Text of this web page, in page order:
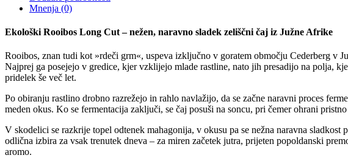
Mnenja (0)
Ekološki Rooibos Long Cut – nežen, naravno sladek zeliščni čaj iz Južne Afrike
Rooibos, znan tudi kot »rdeči grm«, uspeva izključno v goratem območju Cederberg v
Najprej ga posejejo v gredice, kjer vzklijejo mlade rastline, nato jih presadijo na polja,
pridelek še več let.
Po obiranju rastlino drobno razrežejo in rahlo navlažijo, da se začne naravni proces
meden okus. Ko se fermentacija zaključi, se čaj posuši na soncu, pri čemer ohrani
V skodelici se razkrije topel odtenek mahagonija, v okusu pa se nežna naravna
odlična izbira za vsak trenutek dneva – za miren začetek jutra, prijeten popoldanski
aromo.